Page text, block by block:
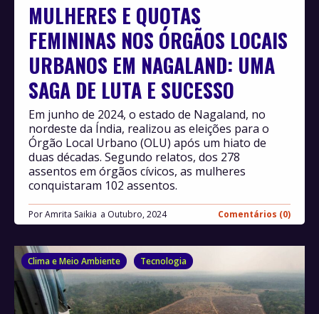
MULHERES E QUOTAS
FEMININAS NOS ÓRGÃOS LOCAIS
URBANOS EM NAGALAND: UMA
SAGA DE LUTA E SUCESSO
PorAmrita Saikia Outubro, 2024 Comentários (0)
Em junho de 2024, o estado de Nagaland, no
nordeste da Índia, realizou as eleições para o
Órgão Local Urbano (OLU) após um hiato de
duas décadas. Segundo relatos, dos 278
assentos em órgãos cívicos, as mulheres
conquistaram 102 assentos.
Clima e Meio Ambiente Tecnologia